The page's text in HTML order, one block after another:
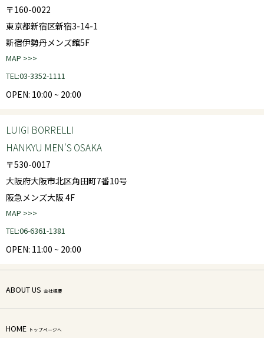
〒160-0022
東京都新宿区新宿3-14-1
新宿伊勢丹メンズ館5F
MAP >>>
TEL:03-3352-1111
OPEN: 10:00 ~ 20:00
LUIGI BORRELLI
HANKYU MEN'S OSAKA
〒530-0017
大阪府大阪市北区角田町7番10号
阪急メンズ大阪 4F
MAP >>>
TEL:06-6361-1381
OPEN: 11:00 ~ 20:00
ABOUT US 会社概要
HOME トップページへ